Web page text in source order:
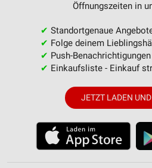
Öffnungszeiten in
✔ Standortgenaue
✔ Folge deinem
✔ Push-
✔ Einkaufsliste - Einkauf
JETZT LADEN